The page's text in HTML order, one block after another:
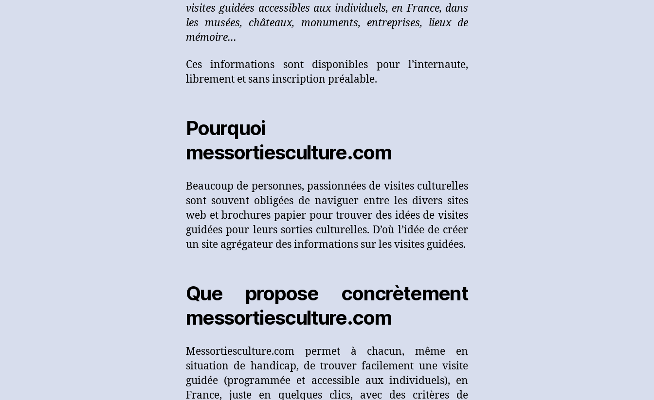
visites
guidées,
même
visites guidées accessibles aux individuels, en France, dans
les musées, châteaux, monuments, entreprises, lieux de
mémoire…
Ces informations sont disponibles pour l’internaute,
librement et sans inscription préalable.
Pourquoi
messortiesculture.com
Beaucoup de personnes, passionnées de visites culturelles
sont souvent obligées de naviguer entre les divers sites
web et brochures papier pour trouver des idées de visites
guidées pour leurs sorties culturelles. D’où l’idée de créer
un site agrégateur des informations sur les visites guidées.
Que propose concrètement
messortiesculture.com
Messortiesculture.com permet à chacun, même en
situation de handicap, de trouver facilement une visite
guidée (programmée et accessible aux individuels), en
France, juste en quelques clics, avec des critères de